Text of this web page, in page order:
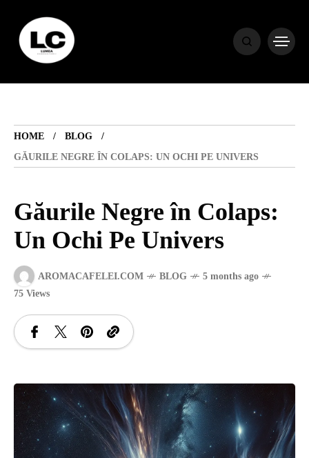
HOME
BLOG
GĂURILE NEGRE ÎN COLAPS: UN OCHI PE UNIVERS
Găurile Negre în Colaps:
Un Ochi Pe Univers
AROMACAFELEI.COM BLOG
5 months ago
75 Views
HOME
BLOG
HOROSCOP
ENGLISH
CONTENT
TRAVEL
SANATATE
SI
INGRIJIRE